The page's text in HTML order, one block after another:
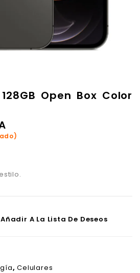
Open Box Color
Añadir A La Lista De Deseos
,Celulares